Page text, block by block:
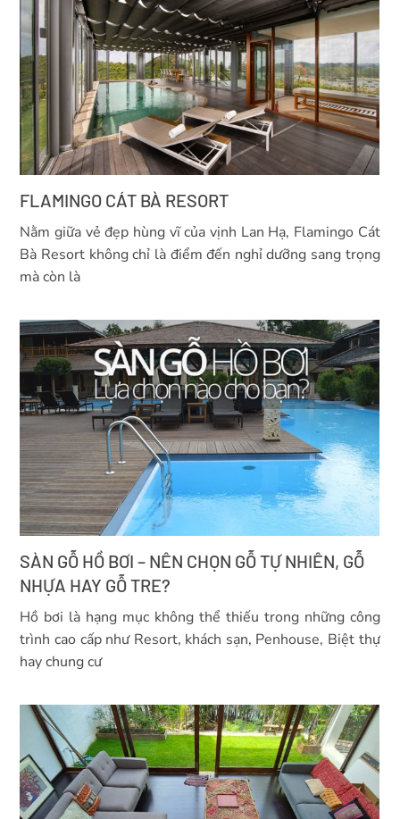
FLAMINGO CÁT BÀ RESORT
Nằm giữa vẻ đẹp hùng vĩ của vịnh Lan Hạ, Flamingo Cát
Bà Resort không chỉ là điểm đến nghỉ dưỡng sang trọng
mà còn là
SÀN GỖ HỒ BƠI – NÊN CHỌN GỖ TỰ NHIÊN, GỖ
NHỰA HAY GỖ TRE?
Hồ bơi là hạng mục không thể thiếu trong những công
trình cao cấp như Resort, khách sạn, Penhouse, Biệt thự
hay chung cư